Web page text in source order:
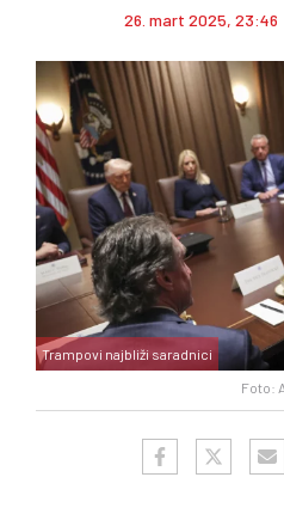
26. mart 2025, 23:46
Foto:
Trampovi najbliži saradnici